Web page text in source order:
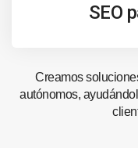
SEO
Creamos
autónomos,